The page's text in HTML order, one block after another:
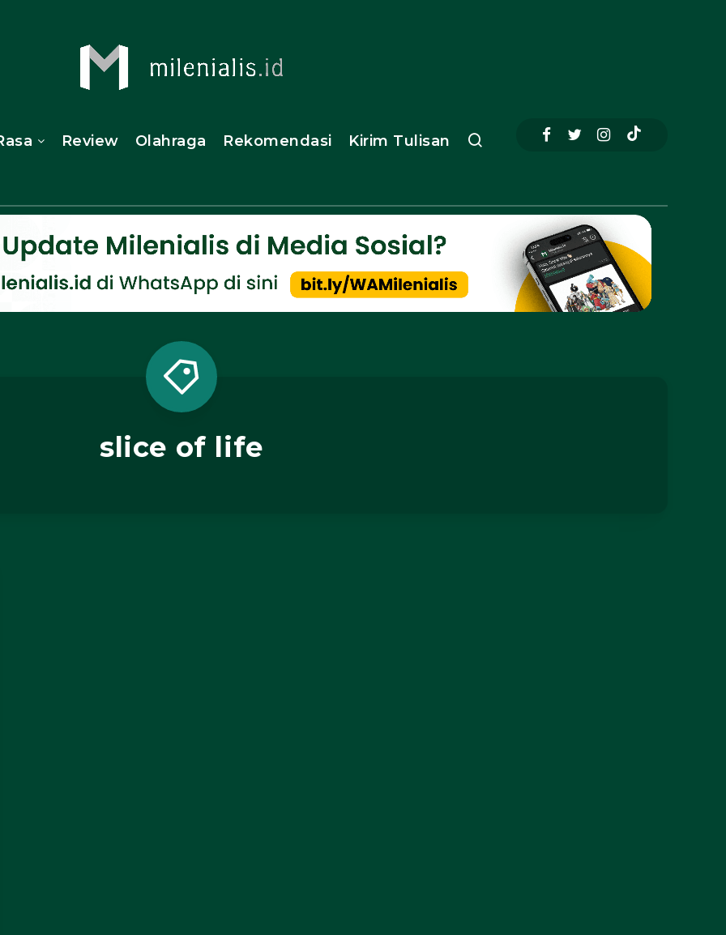
Review Olahraga Rekomendasi Kirim Tulisan
slice of life